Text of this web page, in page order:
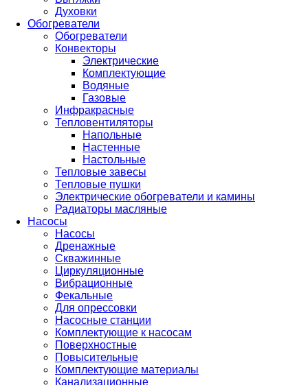
Духовки
Обогреватели
Обогреватели
Конвекторы
Электрические
Комплектующие
Водяные
Газовые
Инфракрасные
Тепловентиляторы
Напольные
Настенные
Настольные
Тепловые завесы
Тепловые пушки
Электрические обогреватели и камины
Радиаторы масляные
Насосы
Насосы
Дренажные
Скважинные
Циркуляционные
Вибрационные
Фекальные
Для опрессовки
Насосные станции
Комплектующие к насосам
Поверхностные
Повысительные
Комплектующие материалы
Канализационные